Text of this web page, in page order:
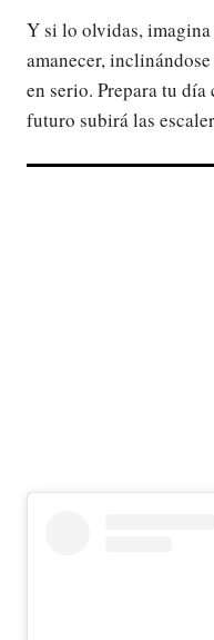
Y si lo olvidas,
amanecer,
en serio. Prepara tu
futuro subirá las